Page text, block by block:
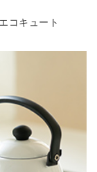
コキュート